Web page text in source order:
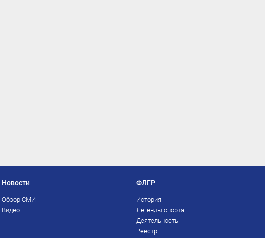
Новости
Обзор СМИ
Видео
ФЛГР
История
Легенды спорта
Деятельность
Реестр